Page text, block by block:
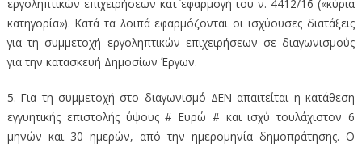
εργοληπτικών επιχειρήσεων κατ΄ εφαρμογή του ν. 4412/16 («κύρια
κατηγορία»). Κατά τα λοιπά εφαρμόζονται οι ισχύουσες διατάξεις
για τη συμμετοχή εργοληπτικών επιχειρήσεων σε διαγωνισμούς
για την κατασκευή Δημοσίων Έργων.
5. Για τη συμμετοχή στο διαγωνισμό ΔΕΝ απαιτείται η κατάθεση
εγγυητικής επιστολής ύψους # Ευρώ # και ισχύ τουλάχιστον 6
μηνών και 30 ημερών, από την ημερομηνία δημοπράτησης. Ο